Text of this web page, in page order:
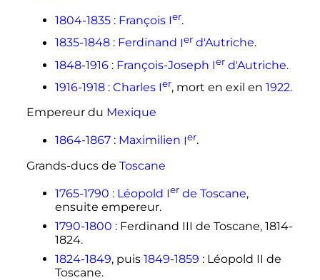
1804-1835 : François Ier.
1835-1848 : Ferdinand Ierd'Autriche.
1848-1916 : François-Joseph Ierd'Autriche.
1916-1918 : Charles Ier, mort en exil en 1922.
Empereur du Mexique
1864-1867 : Maximilien Ier.
Grands-ducs de Toscane
1765-1790 : Léopold Ierde Toscane,
ensuite empereur.
1790-1800 : Ferdinand III de Toscane, 1814-
1824.
1824-1849, puis 1849-1859 : Léopold II de
Toscane.